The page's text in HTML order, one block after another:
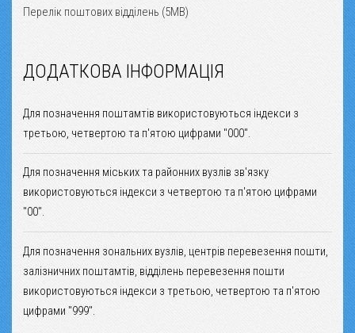
Перелік поштових відділень (5MB)
ДОДАТКОВА ІНФОРМАЦІЯ
Для позначення поштамтів використовуються індекси з
третьою, четвертою та п'ятою цифрами "000".
Для позначення міських та районних вузлів зв'язку
використовуються індекси з четвертою та п'ятою цифрами
"00".
Для позначення зональних вузлів, центрів перевезення пошти,
залізничних поштамтів, відділень перевезення пошти
використовуються індекси з третьою, четвертою та п'ятою
цифрами "999".